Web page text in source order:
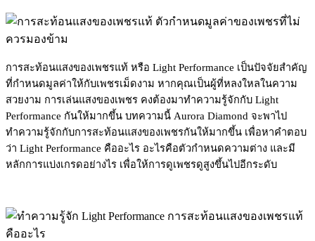
การสะท้อนแสงของเพชรแท้ หรือ Light Performance เป็นปัจจัยสำคัญ
ที่กำหนดมูลค่าให้กับเพชรเม็ดงาม หากคุณเป็นผู้ที่หลงใหลในความ
สวยงาม การเล่นแสงของเพชร คงต้องมาทำความรู้จักกับ Light
Performance กันให้มากขึ้น บทความนี้ Aurora Diamond จะพาไป
ทำความรู้จักกับการสะท้อนแสงของเพชรกันให้มากขึ้น เพื่อหาคำตอบ
ว่า Light Performance คืออะไร อะไรคือตัวกำหนดความต่าง และมี
หลักการแบ่งเกรดอย่างไร เพื่อให้การดูเพชรดูสูงขึ้นไปอีกระดับ